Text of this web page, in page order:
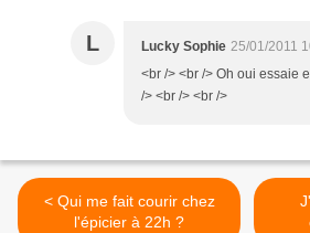
L Lucky Sophie 25/01/2011
<br /> <br /> Oh oui essaie
/> <br /> <br />
< Qui me fait courir chez
l'épicier à 22h ?